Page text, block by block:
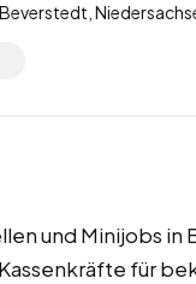
und Minijobs
für